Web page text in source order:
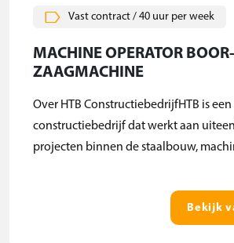
Vast contract / 40 uur per week
MACHINE OPERATOR BOOR-
ZAAGMACHINE
Over HTB ConstructiebedrijfHTB is
constructiebedrijf dat werkt aan
projecten binnen de staalbouw,
Bekijk